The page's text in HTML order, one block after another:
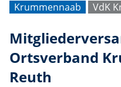
Krummennaab VdK
Ortsverband
Reuth